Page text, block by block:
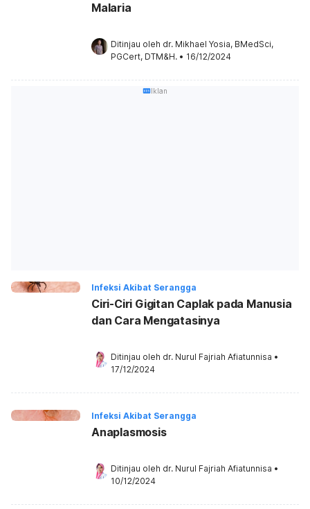
Malaria
Ditinjau oleh dr. Mikhael Yosia, BMedSci,
PGCert, DTM&H. • 16/12/2024
Iklan
Infeksi Akibat Serangga
Ciri-Ciri Gigitan Caplak pada Manusia
dan Cara Mengatasinya
Ditinjau oleh dr. Nurul Fajriah Afiatunnisa •
17/12/2024
Infeksi Akibat Serangga
Anaplasmosis
Ditinjau oleh dr. Nurul Fajriah Afiatunnisa •
10/12/2024